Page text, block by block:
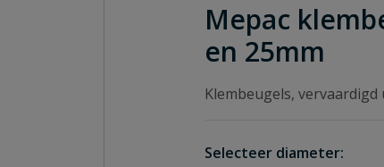
Mepac
en 25mm
Klembeugels,
Selecteer diameter: